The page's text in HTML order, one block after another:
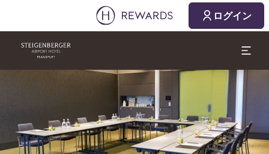
ログイン
2026/08/10